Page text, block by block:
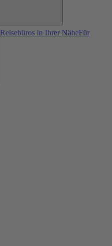
Reisebüros in Ihrer NäheFür